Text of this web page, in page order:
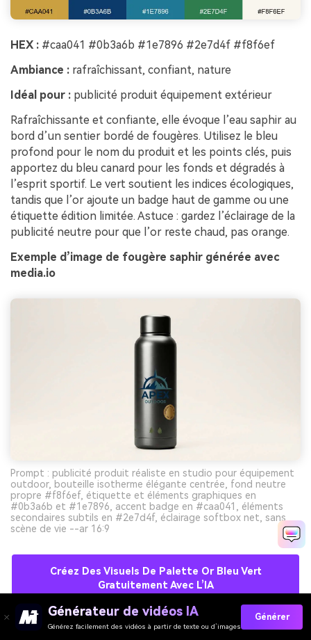
HEX : #caa041 #0b3a6b #1e7896 #2e7d4f #f8f6ef
Ambiance : rafraîchissant, confiant, nature
Idéal pour : publicité produit équipement extérieur
Rafraîchissante et confiante, elle évoque l’eau saphir au
bord d’un sentier bordé de fougères. Utilisez le bleu
profond pour le nom du produit et les points clés, puis
apportez du bleu canard pour les fonds et dégradés à
l’esprit sportif. Le vert soutient les indices écologiques,
tandis que l’or ajoute un badge haut de gamme ou une
étiquette édition limitée. Astuce : gardez l’éclairage de la
publicité neutre pour que l’or reste chaud, pas orange.
Exemple d’image de fougère saphir générée avec
media.io
Prompt : publicité produit réaliste en studio pour équipement
outdoor, bouteille isotherme élégante centrée, fond neutre
propre #f8f6ef, étiquette et éléments graphiques en
#0b3a6b et #1e7896, accent badge en #caa041, éléments
secondaires subtils en #2e7d4f, éclairage softbox net, sans
scène de vie --ar 16:9
Créez Des Visuels De Palette Or Bleu Vert
Gratuitement Avec L’IA
Générateur de vidéos IA
Générez facilement des vidéos à partir de texte ou d’images
Générer